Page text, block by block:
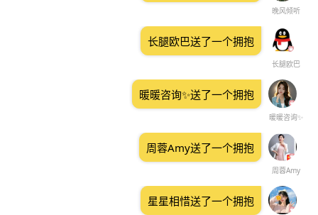
晚风倾听
长腿欧巴
长腿欧巴送了一个拥抱
暖暖咨询✨️
暖暖咨询✨️送了一个拥抱
周蓉Amy
周蓉Amy送了一个拥抱
星星相惜送了一个拥抱